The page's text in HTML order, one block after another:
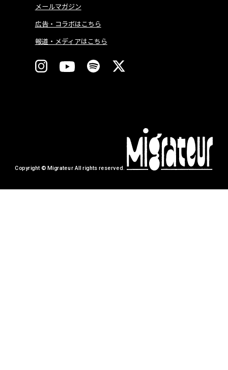
メールマガジン
広告・コラボはこちら
報道・メディアはこちら
Copyright © Migrateur All rights reserved.